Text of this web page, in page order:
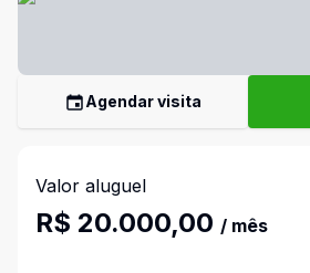
Agendar visita
Valor aluguel
R$ 20.000,00 / mês